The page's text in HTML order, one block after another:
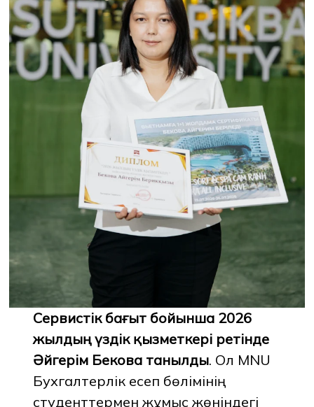
Сервистік бағыт бойынша 2026
жылдың үздік қызметкері ретінде
Әйгерім Бекова танылды. Ол MNU
Бухгалтерлік есеп бөлімінің
студенттермен жұмыс жөніндегі